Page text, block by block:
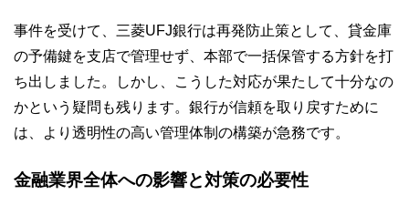
事件を受けて、三菱UFJ銀行は再発防止策として、貸金庫
の予備鍵を支店で管理せず、本部で一括保管する方針を打
ち出しました。しかし、こうした対応が果たして十分なの
かという疑問も残ります。銀行が信頼を取り戻すために
は、より透明性の高い管理体制の構築が急務です。
金融業界全体への影響と対策の必要性